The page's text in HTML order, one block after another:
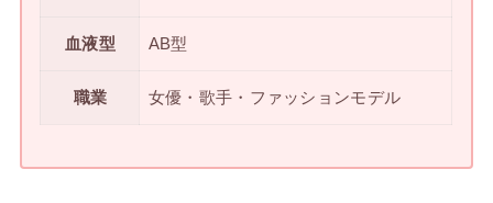
血液型 AB型
職業 女優・歌手・ファッションモデル